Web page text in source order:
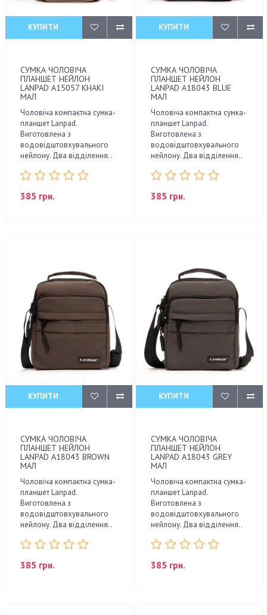
КУПИТИ
СУМКА ЧОЛОВІЧА
ПЛАНШЕТ НЕЙЛОН
LANPAD A15057 KHAKI
МАЛ
Чоловіча компактна сумка-
планшет Lanpad.
Виготовлена з
водовідштовхувального
нейлону. Два відділення..
385 грн.
КУПИТИ
СУМКА ЧОЛОВІЧА
ПЛАНШЕТ НЕЙЛОН
LANPAD A18043 BLUE
МАЛ
Чоловіча компактна сумка-
планшет Lanpad.
Виготовлена з
водовідштовхувального
нейлону. Два відділення..
385 грн.
КУПИТИ
СУМКА ЧОЛОВІЧА
ПЛАНШЕТ НЕЙЛОН
LANPAD A18043 BROWN
МАЛ
Чоловіча компактна сумка-
планшет Lanpad.
Виготовлена з
водовідштовхувального
нейлону. Два відділення..
385 грн.
КУПИТИ
СУМКА ЧОЛОВІЧА
ПЛАНШЕТ НЕЙЛОН
LANPAD A18043 GREY
МАЛ
Чоловіча компактна сумка-
планшет Lanpad.
Виготовлена з
водовідштовхувального
нейлону. Два відділення..
385 грн.